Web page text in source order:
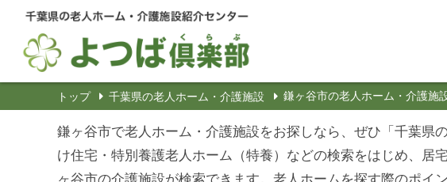
トップ 千葉県の老人ホーム・介護施設 鎌ヶ谷市の老人ホーム・介護施
鎌ヶ谷市で老人ホーム・介護施設をお探しなら、ぜひ「千葉県
け住宅・特別養護老人ホーム（特養）などの検索をはじめ、居